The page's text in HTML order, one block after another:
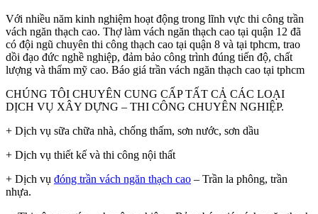
Với nhiều năm kinh nghiệm hoạt động trong lĩnh vực thi công trần
vách ngăn thạch cao. Thợ làm vách ngăn thạch cao tại quận 12 đã
có đội ngũ chuyên thi công thạch cao tại quận 8 và tại tphcm, trao
dồi đạo đức nghề nghiệp, đảm bảo công trình đúng tiến độ, chất
lượng và thẩm mỹ cao. Báo giá trần vách ngăn thạch cao tại tphcm
CHÚNG TÔI CHUYÊN CUNG CẤP TẤT CẢ CÁC LOẠI
DỊCH VỤ XÂY DỰNG – THI CÔNG CHUYÊN NGHIỆP.
+ Dịch vụ sữa chữa nhà, chống thấm, sơn nước, sơn dầu
+ Dịch vụ thiết kế và thi công nội thất
+ Dịch vụ đóng trần vách ngăn thạch cao – Trần la phông, trần
nhựa.